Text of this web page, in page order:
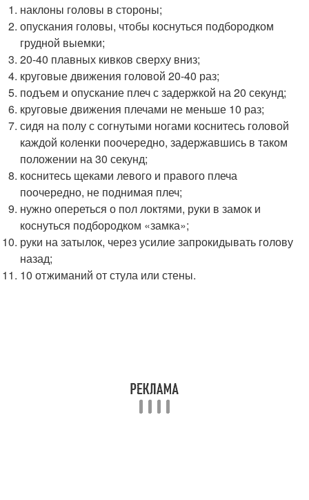
наклоны головы в стороны;
опускания головы, чтобы коснуться подбородком
грудной выемки;
20-40 плавных кивков сверху вниз;
круговые движения головой 20-40 раз;
подъем и опускание плеч с задержкой на 20 секунд;
круговые движения плечами не меньше 10 раз;
сидя на полу с согнутыми ногами коснитесь головой
каждой коленки поочередно, задержавшись в таком
положении на 30 секунд;
коснитесь щеками левого и правого плеча
поочередно, не поднимая плеч;
нужно опереться о пол локтями, руки в замок и
коснуться подбородком «замка»;
руки на затылок, через усилие запрокидывать голову
назад;
10 отжиманий от стула или стены.